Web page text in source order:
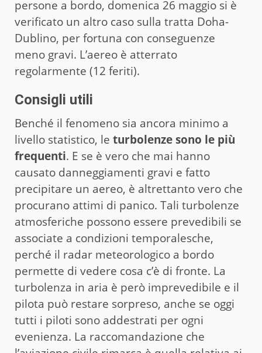
persone a bordo, domenica 26 maggio si è
verificato un altro caso sulla tratta Doha-
Dublino, per fortuna con conseguenze
meno gravi. L’aereo è atterrato
regolarmente (12 feriti).
Consigli utili
Benché il fenomeno sia ancora minimo a
livello statistico, le turbolenze sono le più
frequenti. E se è vero che mai hanno
causato danneggiamenti gravi e fatto
precipitare un aereo, è altrettanto vero che
procurano attimi di panico. Tali turbolenze
atmosferiche possono essere prevedibili se
associate a condizioni temporalesche,
perché il radar meteorologico a bordo
permette di vedere cosa c’è di fronte. La
turbolenza in aria è però imprevedibile e il
pilota può restare sorpreso, anche se oggi
tutti i piloti sono addestrati per ogni
evenienza. La raccomandazione che